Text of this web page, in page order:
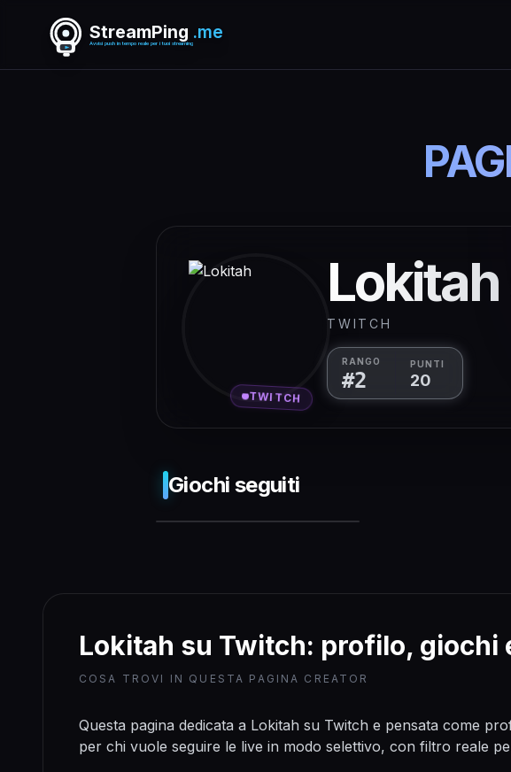
StreamPing .me
Avvisi push in tempo reale per i tuoi streaming
TWITCH
TWITCH
RANGO
#2
PUNTI
20
Giochi seguiti
Benachrichtigungen
Browser leider
nicht unterstützt.
Lokitah su Twitch: profilo, giochi
COSA TROVI IN QUESTA PAGINA CREATOR
Questa pagina dedicata a Lokitah su Twitch e pensata come
per chi vuole seguire le live in modo selettivo, con filtro reale